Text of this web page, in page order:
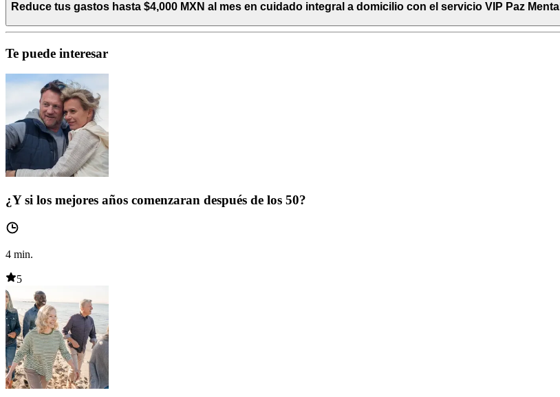
Reduce tus gastos hasta $4,000 MXN al mes en cuidado integral a domicilio con el servicio VIP Paz Mental
Te puede interesar
¿Y si los mejores años comenzaran después de los 50?
4 min.
5